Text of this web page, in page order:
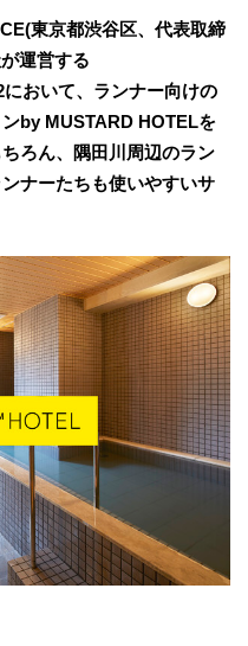
東京都渋谷区、代表取締
運営する
おいて、ランナー向けの
by MUSTARD HOTELを
ろん、隅田川周辺のラン
ナーたちも使いやすいサ